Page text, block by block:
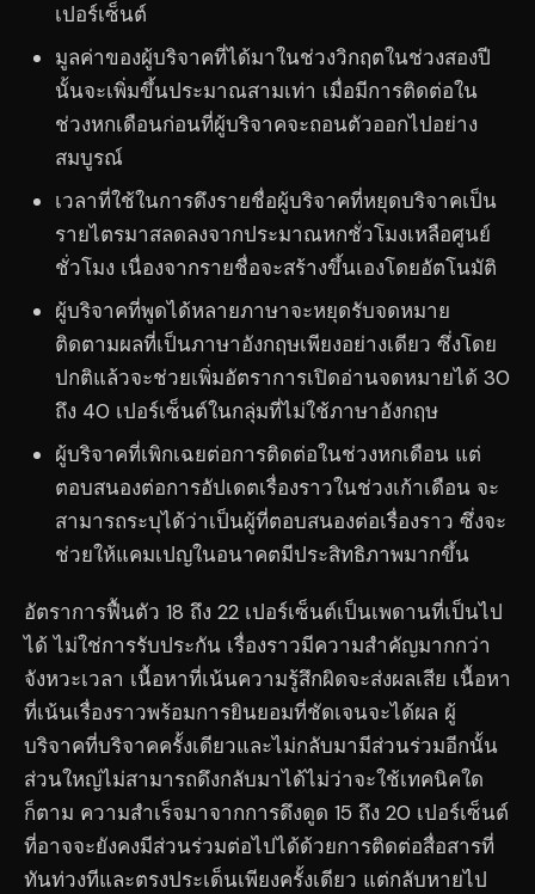
เปอร์เซ็นต์
มูลค่าของผู้บริจาคที่ได้มาในช่วงวิกฤตในช่วงสองปี
นั้นจะเพิ่มขึ้นประมาณสามเท่า เมื่อมีการติดต่อใน
ช่วงหกเดือนก่อนที่ผู้บริจาคจะถอนตัวออกไปอย่าง
สมบูรณ์
เวลาที่ใช้ในการดึงรายชื่อผู้บริจาคที่หยุดบริจาคเป็น
รายไตรมาสลดลงจากประมาณหกชั่วโมงเหลือศูนย์
ชั่วโมง เนื่องจากรายชื่อจะสร้างขึ้นเองโดยอัตโนมัติ
ผู้บริจาคที่พูดได้หลายภาษาจะหยุดรับจดหมาย
ติดตามผลที่เป็นภาษาอังกฤษเพียงอย่างเดียว ซึ่งโดย
ปกติแล้วจะช่วยเพิ่มอัตราการเปิดอ่านจดหมายได้ 30
ถึง 40 เปอร์เซ็นต์ในกลุ่มที่ไม่ใช้ภาษาอังกฤษ
ผู้บริจาคที่เพิกเฉยต่อการติดต่อในช่วงหกเดือน แต่
ตอบสนองต่อการอัปเดตเรื่องราวในช่วงเก้าเดือน จะ
สามารถระบุได้ว่าเป็นผู้ที่ตอบสนองต่อเรื่องราว ซึ่งจะ
ช่วยให้แคมเปญในอนาคตมีประสิทธิภาพมากขึ้น
อัตราการฟื้นตัว 18 ถึง 22 เปอร์เซ็นต์เป็นเพดานที่เป็นไป
ได้ ไม่ใช่การรับประกัน เรื่องราวมีความสำคัญมากกว่า
จังหวะเวลา เนื้อหาที่เน้นความรู้สึกผิดจะส่งผลเสีย เนื้อหา
ที่เน้นเรื่องราวพร้อมการยินยอมที่ชัดเจนจะได้ผล ผู้
บริจาคที่บริจาคครั้งเดียวและไม่กลับมามีส่วนร่วมอีกนั้น
ส่วนใหญ่ไม่สามารถดึงกลับมาได้ไม่ว่าจะใช้เทคนิคใด
ก็ตาม ความสำเร็จมาจากการดึงดูด 15 ถึง 20 เปอร์เซ็นต์
ที่อาจจะยังคงมีส่วนร่วมต่อไปได้ด้วยการติดต่อสื่อสารที่
ทันท่วงทีและตรงประเด็นเพียงครั้งเดียว แต่กลับหายไป